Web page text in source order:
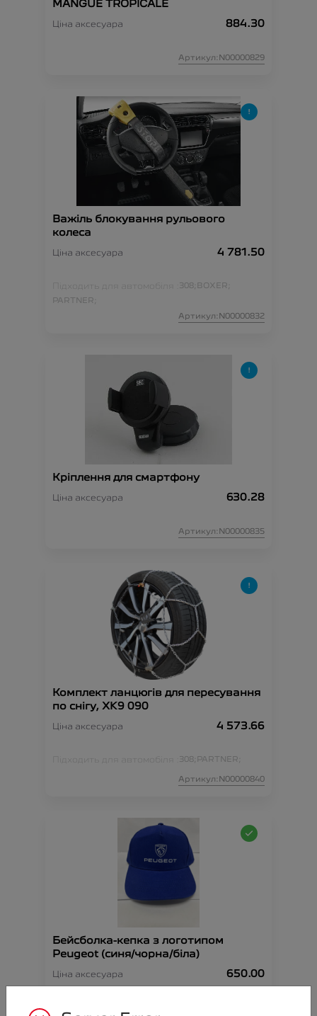
MANGUE TROPICALE
Ціна аксесуара 884.30
Артикул:N00000829
Важіль блокування рульового
колеса
Ціна аксесуара 4 781.50
Підходить для автомобіля : 308; BOXER;
PARTNER;
Артикул:N00000832
Кріплення для смартфону
Ціна аксесуара 630.28
Артикул:N00000835
Комплект ланцюгів для пересування
по снігу, XK9 090
Ціна аксесуара 4 573.66
Підходить для автомобіля : 308; PARTNER;
Артикул:N00000840
Бейсболка-кепка з логотипом
Peugeot (синя/чорна/біла)
Ціна аксесуара 650.00